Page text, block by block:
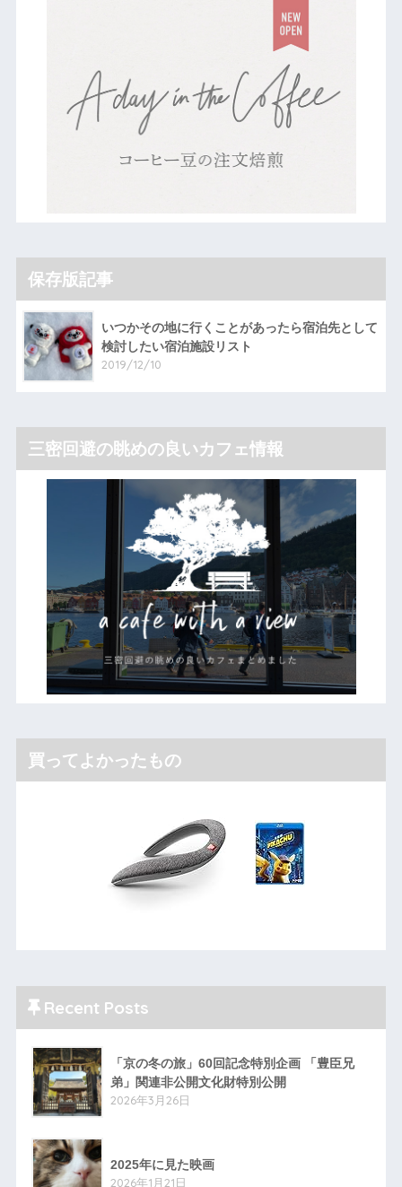
保存版記事
いつかその地に行くことがあったら宿泊先として
検討したい宿泊施設リスト
2019/12/10
三密回避の眺めの良いカフェ情報
買ってよかったもの
Recent Posts
「京の冬の旅」60回記念特別企画 「豊臣兄
弟」関連非公開文化財特別公開
2026年3月26日
2025年に見た映画
2026年1月21日